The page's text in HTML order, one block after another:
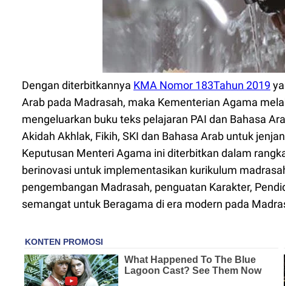
Dengan diterbitkannya KMA Nomor 183Tahun 2019
Arab pada Madrasah, maka Kementerian Agama
mengeluarkan buku teks pelajaran PAI dan Bahasa
Akidah Akhlak, Fikih, SKI dan Bahasa Arab untuk
Keputusan Menteri Agama ini diterbitkan dalam
berinovasi untuk implementasikan kurikulum
pengembangan Madrasah, penguatan Karakter,
semangat untuk Beragama di era modern pada